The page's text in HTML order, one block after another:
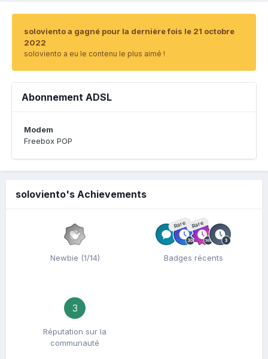
soloviento a gagné pour la dernière fois le 21 octobre
2022
soloviento a eu le contenu le plus aimé !
Abonnement ADSL
Modem
Freebox POP
soloviento's Achievements
Newbie (1/14)
Rare Rare
Badges récents
3
Réputation sur la
communauté